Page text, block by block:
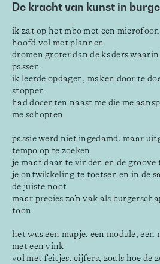
De kracht van kunst in
ik zat op het mbo met een
hoofd vol met plannen
dromen groter dan de kaders
passen
ik leerde opdagen, maken door te
stoppen
had docenten naast me die me
me schopten
passie werd niet ingedamd, maar
tempo op te zoeken
je maat daar te vinden en de groove
je ontwikkeling te toetsen en in de
de juiste noot
maar precies zo’n vak als
toon
het was een mapje, een module,
met een vink
vol met feitjes, cijfers, zoals hoe de